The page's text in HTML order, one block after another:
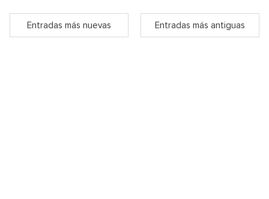
Entradas más nuevas Entradas más antiguas